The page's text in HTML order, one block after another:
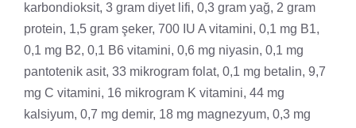
karbondioksit, 3 gram diyet lifi, 0,3 gram yağ, 2 gram
protein, 1,5 gram şeker, 700 IU A vitamini, 0,1 mg B1,
0,1 mg B2, 0,1 B6 vitamini, 0,6 mg niyasin, 0,1 mg
pantotenik asit, 33 mikrogram folat, 0,1 mg betalin, 9,7
mg C vitamini, 16 mikrogram K vitamini, 44 mg
kalsiyum, 0,7 mg demir, 18 mg magnezyum, 0,3 mg